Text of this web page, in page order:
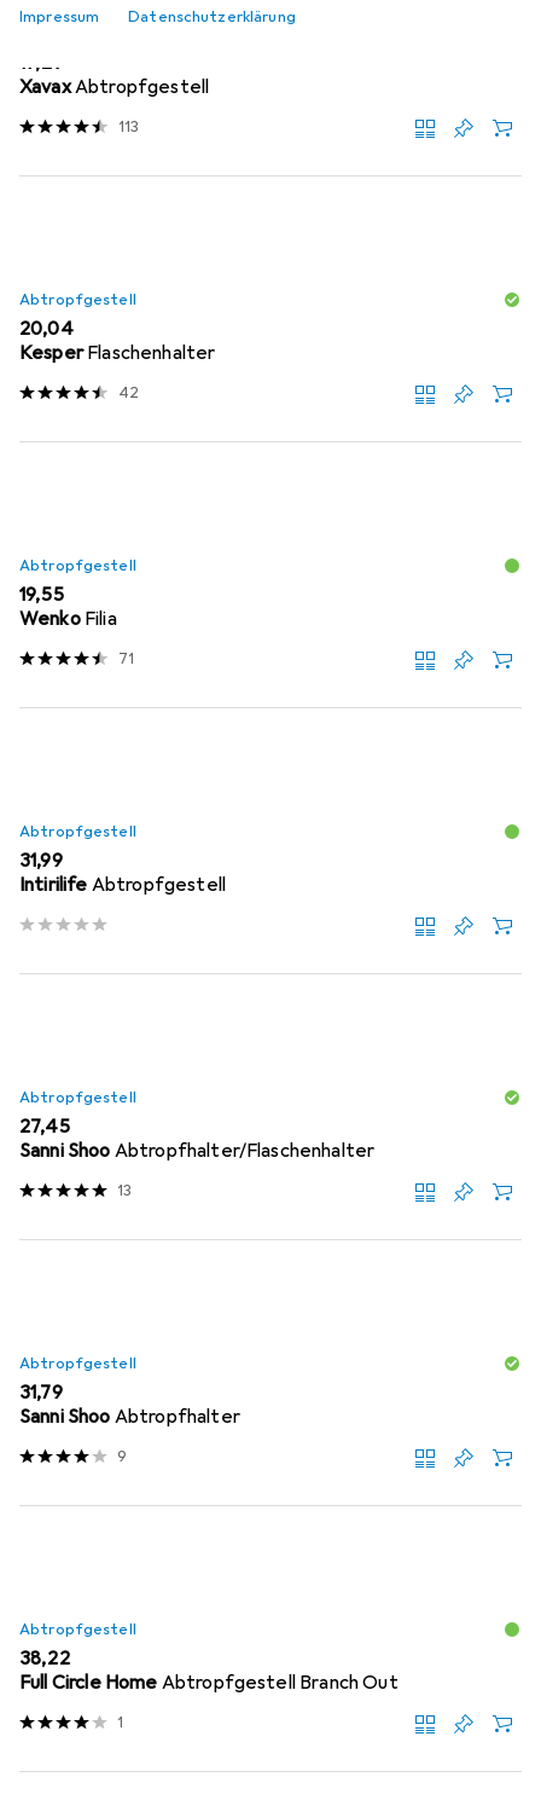
Impressum Datenschutzerklärung
EUR
17,29
XavaxAbtropfgestell
113
Abtropfgestell
EUR
20,04
Kesper Flaschenhalter
42
Abtropfgestell
EUR
19,55
Wenko Filia
71
Abtropfgestell
EUR
31,99
Intirilife Abtropfgestell
Abtropfgestell
EUR
27,45
Sanni Shoo Abtropfhalter/Flaschenhalter
13
Abtropfgestell
EUR
31,79
Sanni Shoo Abtropfhalter
9
Abtropfgestell
EUR
38,22
Full Circle Home Abtropfgestell Branch Out
1